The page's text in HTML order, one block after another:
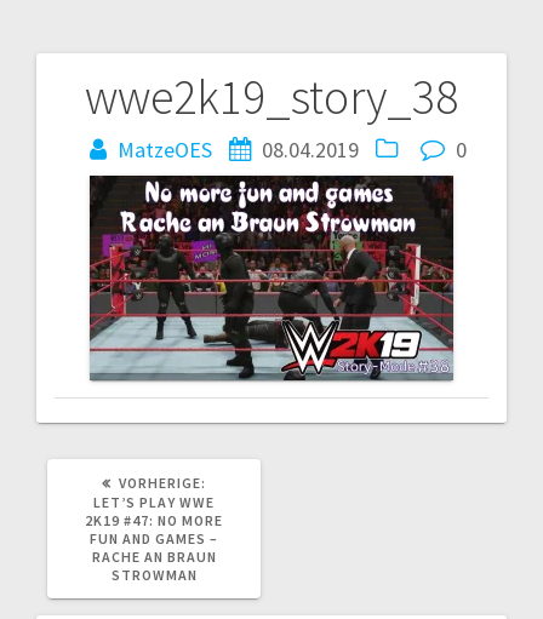
wwe2k19_story_38
MatzeOES 08.04.2019 0
Beitragsnavigation
VORHERIGE:
BEITRAG:
LET’S PLAY WWE
2K19 #47: NO MORE
FUN AND GAMES –
RACHE AN BRAUN
STROWMAN